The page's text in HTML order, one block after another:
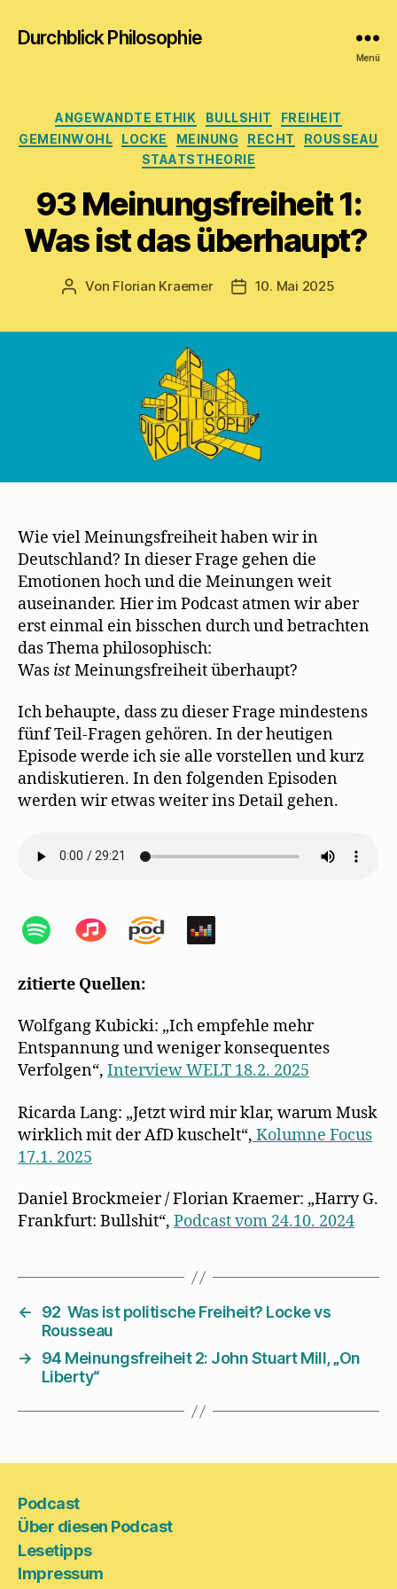
Durchblick Philosophie
Menü
Kategorien
ANGEWANDTE ETHIK BULLSHIT
FREIHEIT
GEMEINWOHL
LOCKE MEINUNG RECHT
ROUSSEAU
STAATSTHEORIE
93 Meinungsfreiheit 1:
Was ist das überhaupt?
Beitragsautor
Von Florian Kraemer Veröffentlichungsdatum
10. Mai 2025
Wie viel Meinungsfreiheit haben wir in
Deutschland? In dieser Frage gehen die
Emotionen hoch und die Meinungen weit
auseinander. Hier im Podcast atmen wir aber
erst einmal ein bisschen durch und betrachten
das Thema philosophisch:
Was istMeinungsfreiheit überhaupt?
Ich behaupte, dass zu dieser Frage mindestens
fünf Teil-Fragen gehören. In der heutigen
Episode werde ich sie alle vorstellen und kurz
andiskutieren. In den folgenden Episoden
werden wir etwas weiter ins Detail gehen.
zitierte Quellen:
Wolfgang Kubicki: „Ich empfehle mehr
Entspannung und weniger konsequentes
Verfolgen“, Interview WELT 18.2. 2025
Ricarda Lang: „Jetzt wird mir klar, warum Musk
wirklich mit der AfD kuschelt“, Kolumne Focus
17.1. 2025
Daniel Brockmeier / Florian Kraemer: „Harry G.
Frankfurt: Bullshit“, Podcast vom 24.10. 2024
←
92 Was ist politische Freiheit? Locke vs
Rousseau
→
94 Meinungsfreiheit 2: John Stuart Mill, „On
Liberty“
Podcast
Über diesen Podcast
Lesetipps
Impressum